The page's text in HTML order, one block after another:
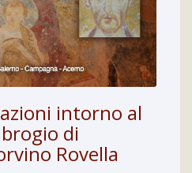
intorno al
di
Rovella